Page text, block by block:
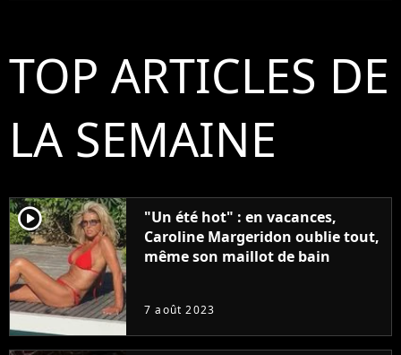
TOP ARTICLES DE
LA SEMAINE
player2
"Un été hot" : en vacances,
Caroline Margeridon oublie tout,
même son maillot de bain
7 août 2023